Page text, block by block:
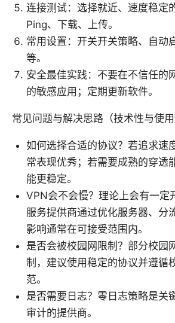
连接测试：选择就近、速度稳定
Ping、下载、上传。
常用设置：开关开关策略、自动
等。
安全最佳实践：不要在不信任的
的敏感应用；定期更新软件。
常见问题与解决思路（技术性与使用
如何选择合适的协议？若追求速
常表现优秀；若需要成熟的穿透
能更稳定。
VPN会不会慢？理论上会有一定
服务提供商通过优化服务器、分
影响通常在可接受范围内。
是否会被校园网限制？部分校园
制，建议使用稳定的协议并遵循
范。
是否需要日志？零日志策略是关
审计的提供商。